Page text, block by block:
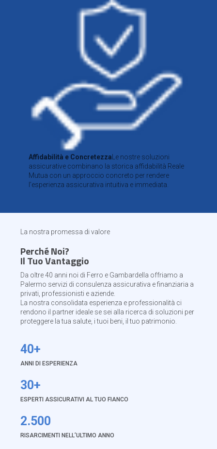
Affidabilità e ConcretezzaLe nostre soluzioni
assicurative combinano la storica affidabilità Reale
Mutua con un approccio concreto per rendere
l’esperienza assicurativa intuitiva e immediata.
La nostra promessa di valore
Perché Noi?
Il Tuo Vantaggio
Da oltre 40 anni noi di Ferro e Gambardella offriamo a
Palermo servizi di consulenza assicurativa e finanziaria a
privati, professionisti e aziende.
La nostra consolidata esperienza e professionalità ci
rendono il partner ideale se sei alla ricerca di soluzioni per
proteggere la tua salute, i tuoi beni, il tuo patrimonio.
40+
ANNI DI ESPERIENZA
30+
ESPERTI ASSICURATIVI AL TUO FIANCO
2.500
RISARCIMENTI NELL’ULTIMO ANNO